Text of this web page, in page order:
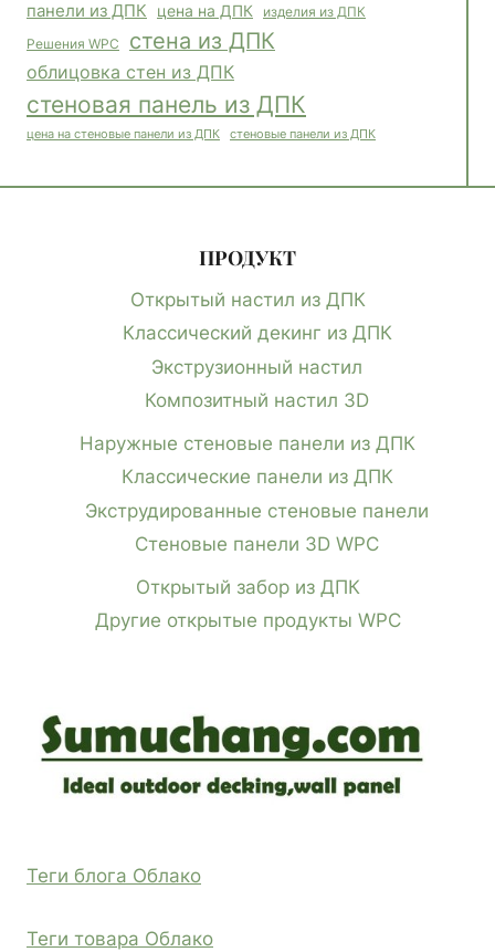
панели из ДПК цена на ДПК изделия из ДПК
Решения WPC стена из ДПК
облицовка стен из ДПК
стеновая панель из ДПК
цена на стеновые панели из ДПК стеновые панели из ДПК
ПРОДУКТ
Открытый настил из ДПК
Классический декинг из ДПК
Экструзионный настил
Композитный настил 3D
Наружные стеновые панели из ДПК
Классические панели из ДПК
Экструдированные стеновые панели
Стеновые панели 3D WPC
Открытый забор из ДПК
Другие открытые продукты WPC
Теги блога Облако
Теги товара Облако